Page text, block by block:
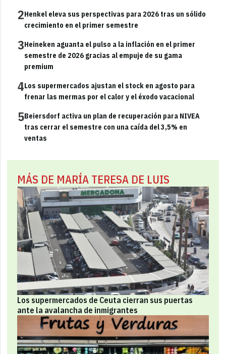
2Henkel eleva sus perspectivas para 2026 tras un sólido
crecimiento en el primer semestre
3Heineken aguanta el pulso a la inflación en el primer
semestre de 2026 gracias al empuje de su gama
premium
4Los supermercados ajustan el stock en agosto para
frenar las mermas por el calor y el éxodo vacacional
5Beiersdorf activa un plan de recuperación para NIVEA
tras cerrar el semestre con una caída del 3,5% en
ventas
MÁS DE MARÍA TERESA DE LUIS
Los supermercados de Ceuta cierran sus puertas
ante la avalancha de inmigrantes